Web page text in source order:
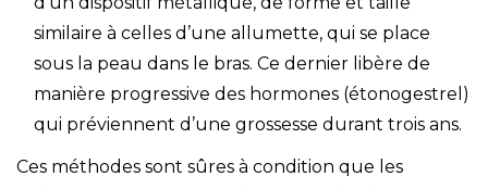
similaire à celles d’une allumette, qui se place
sous la peau dans le bras. Ce dernier libère de
manière progressive des hormones (étonogestrel)
qui préviennent d’une grossesse durant trois ans.
Ces méthodes sont sûres à condition que les